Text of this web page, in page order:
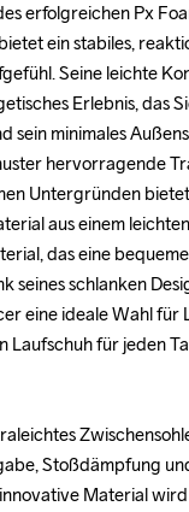
erfolgreichen Px
ein stabiles,
Seine leichte
Erlebnis, das
sein minimales
hervorragende
Untergründen
aus einem
das eine
seines schlanken
eine ideale Wahl für
Laufschuh für jeden
Stoßdämpfung
Material
erfolgreichen Px
ein stabiles,
Seine leichte
Erlebnis, das
sein minimales
hervorragende
Untergründen
aus einem
das eine
seines schlanken
eine ideale Wahl für
Laufschuh für jeden
Stoßdämpfung
Material